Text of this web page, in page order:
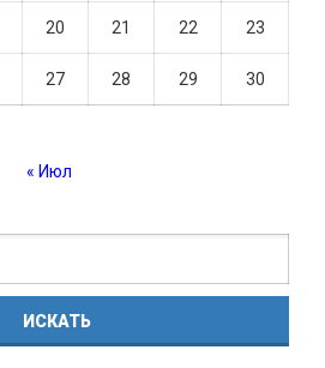
20 21 22 23
27 28 29 30
« Июл